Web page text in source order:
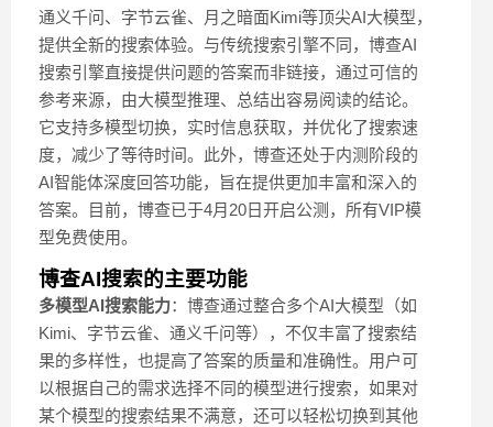
通义千问、字节云雀、月之暗面Kimi等顶尖AI大模型，
提供全新的搜索体验。与传统搜索引擎不同，博查AI
搜索引擎直接提供问题的答案而非链接，通过可信的
参考来源，由大模型推理、总结出容易阅读的结论。
它支持多模型切换，实时信息获取，并优化了搜索速
度，减少了等待时间。此外，博查还处于内测阶段的
AI智能体深度回答功能，旨在提供更加丰富和深入的
答案。目前，博查已于4月20日开启公测，所有VIP模
型免费使用。
博查AI搜索的主要功能
多模型AI搜索能力：博查通过整合多个AI大模型（如
Kimi、字节云雀、通义千问等），不仅丰富了搜索结
果的多样性，也提高了答案的质量和准确性。用户可
以根据自己的需求选择不同的模型进行搜索，如果对
某个模型的搜索结果不满意，还可以轻松切换到其他